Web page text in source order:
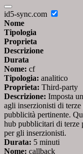
id5-sync.com
Nome
Tipologia
Proprieta
Descrizione
Durata
Nome: cf
Tipologia: analitico
Proprieta: Third-party
Descrizione: Imposta
agli inserzionisti di
pubblicità pertinente.
hub pubblicitari di terze
per gli inserzionisti.
Durata: 5 minuti
Nome: callback